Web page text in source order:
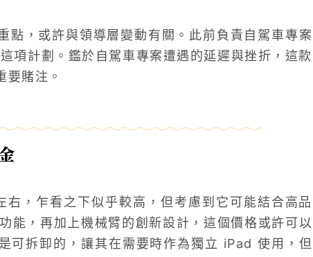
點，或許與領導層變動有關。此前負責自駕車專案
項計劃。鑑於自駕車專案遭遇的延遲與挫折，這款
要賭注。
，乍看之下似乎較高，但考慮到它可能結合高品
，再加上機械臂的創新設計，這個價格或許可以
可拆卸的，讓其在需要時作為獨立 iPad 使用，但